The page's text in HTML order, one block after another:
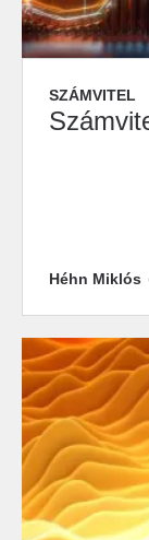
SZÁMVITEL
Héhn Miklós